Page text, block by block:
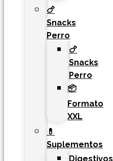
🍗
Snacks
Perro
🍗
Snacks
Perro
📦
Formato
XXL
💊
Suplementos
Digestivos